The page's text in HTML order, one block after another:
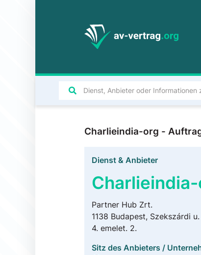
Charlieindia-org -
Dienst & Anbieter
Partner Hub Zrt.
1138 Budapest, Szekszárdi u.
4. emelet. 2.
Sitz des Anbieters /